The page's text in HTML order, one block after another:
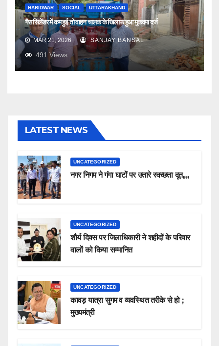
HARIDWAR SOCIAL UTTARAKHAND
गैस सिलेंडर में कम हुई तो वाहन चालक के खिलाफ हुआ मुकदमा दर्ज
MAR 21, 2026 SANJAY BANSAL
491 Views
LATEST NEWS
UNCATEGORIZED
नगर निगम ने गंगा घाटों पर उतारे स्वच्छता दूत,,,,
UNCATEGORIZED
शौर्य दिवस पर जिलाधिकारी ने शहीदों के परिवार
वालों को किया सम्मानित
UNCATEGORIZED
कावड़ यात्रा सुगम व व्यवस्थित तरीके से हो ;
मुख्यमंत्री